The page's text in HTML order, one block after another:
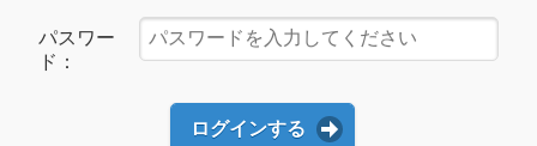
パスワー
ド：
ログインする